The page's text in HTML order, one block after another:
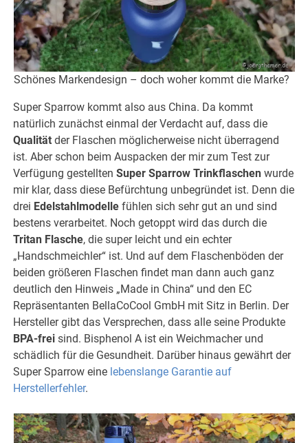
Schönes Markendesign – doch woher kommt die Marke?
Super Sparrow kommt also aus China. Da kommt
natürlich zunächst einmal der Verdacht auf, dass die
Qualität der Flaschen möglicherweise nicht überragend
ist. Aber schon beim Auspacken der mir zum Test zur
Verfügung gestelltenSuper Sparrow Trinkflaschen wurde
mir klar, dass diese Befürchtung unbegründet ist. Denn die
drei Edelstahlmodellefühlen sich sehr gut an und sind
bestens verarbeitet. Noch getoppt wird das durch die
Tritan Flasche, die super leicht und ein echter
„Handschmeichler“ ist. Und auf dem Flaschenböden der
beiden größeren Flaschen findet man dann auch ganz
deutlich den Hinweis „Made in China“ und den EC
Repräsentanten BellaCoCool GmbH mit Sitz in Berlin. Der
Hersteller gibt das Versprechen, dass alle seine Produkte
BPA-frei sind. Bisphenol A ist ein Weichmacher und
schädlich für die Gesundheit. Darüber hinaus gewährt der
Super Sparrow eine lebenslange Garantie auf
Herstellerfehler.